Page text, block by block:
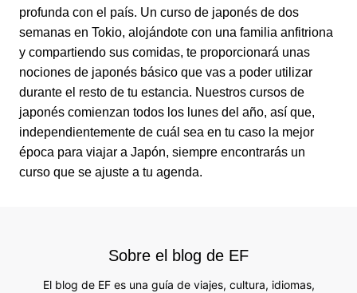
profunda con el país. Un curso de japonés de dos
semanas en Tokio, alojándote con una familia anfitriona
y compartiendo sus comidas, te proporcionará unas
nociones de japonés básico que vas a poder utilizar
durante el resto de tu estancia. Nuestros cursos de
japonés comienzan todos los lunes del año, así que,
independientemente de cuál sea en tu caso la mejor
época para viajar a Japón, siempre encontrarás un
curso que se ajuste a tu agenda.
Sobre el blog de EF
El blog de EF es una guía de viajes, cultura, idiomas,